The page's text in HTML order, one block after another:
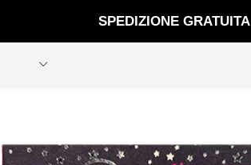
SPEDIZIONE GRATUITA